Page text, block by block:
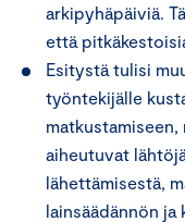
arkipyhäpäiviä.
että
Esitystä tulisi
työntekijälle
aiheutuvat
lähettämisestä,
lainsäädännön ja